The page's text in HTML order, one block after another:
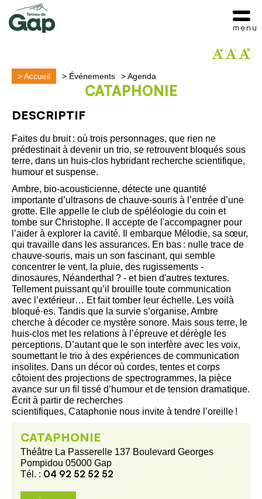
>Accueil > Événements >Agenda
CATAPHONIE
DESCRIPTIF
Faites du bruit : où trois personnages, que rien ne
prédestinait à devenir un trio, se retrouvent bloqués sous
terre, dans un huis-clos hybridant recherche scientifique,
humour et suspense.
Ambre, bio-acousticienne, détecte une quantité
importante d’ultrasons de chauve-souris à l’entrée d’une
grotte. Elle appelle le club de spéléologie du coin et
tombe sur Christophe. Il accepte de l'accompagner pour
l’aider à explorer la cavité. Il embarque Mélodie, sa sœur,
qui travaille dans les assurances. En bas : nulle trace de
chauve-souris, mais un son fascinant, qui semble
concentrer le vent, la pluie, des rugissements -
dinosaures, Néanderthal ? - et bien d'autres textures.
Tellement puissant qu’il brouille toute communication
avec l’extérieur… Et fait tomber leur échelle. Les voilà
bloqué·es. Tandis que la survie s’organise, Ambre
cherche à décoder ce mystère sonore. Mais sous terre, le
huis-clos met les relations à l’épreuve et dérègle les
perceptions. D’autant que le son interfère avec les voix,
soumettant le trio à des expériences de communication
insolites. Dans un décor où cordes, tentes et corps
côtoient des projections de spectrogrammes, la pièce
avance sur un fil tissé d’humour et de tension dramatique.
Écrit à partir de recherches
scientifiques, Cataphonie nous invite à tendre l’oreille !
CATAPHONIE
Théâtre La Passerelle 137 Boulevard Georges
Pompidou 05000 Gap
Tél. : 04 92 52 52 52
menu